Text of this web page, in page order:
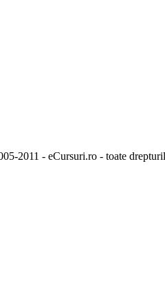
2011 - eCursuri.ro - toate